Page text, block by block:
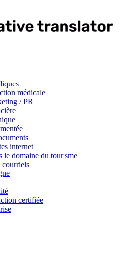
médicale
/ PR
internet
le domaine du tourisme
courriels
certifiée